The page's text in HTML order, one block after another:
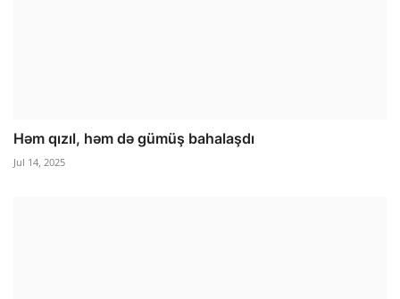
Həm qızıl, həm də gümüş bahalaşdı
Jul 14, 2025